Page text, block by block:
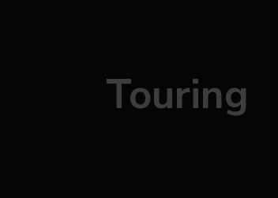
Touring